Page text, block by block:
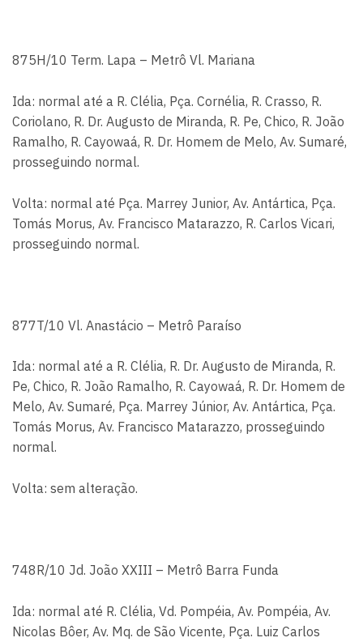
875H/10 Term. Lapa – Metrô Vl. Mariana
Ida: normal até a R. Clélia, Pça. Cornélia, R. Crasso, R.
Coriolano, R. Dr. Augusto de Miranda, R. Pe, Chico, R. João
Ramalho, R. Cayowaá, R. Dr. Homem de Melo, Av. Sumaré,
prosseguindo normal.
Volta: normal até Pça. Marrey Junior, Av. Antártica, Pça.
Tomás Morus, Av. Francisco Matarazzo, R. Carlos Vicari,
prosseguindo normal.
877T/10 Vl. Anastácio – Metrô Paraíso
Ida: normal até a R. Clélia, R. Dr. Augusto de Miranda, R.
Pe, Chico, R. João Ramalho, R. Cayowaá, R. Dr. Homem de
Melo, Av. Sumaré, Pça. Marrey Júnior, Av. Antártica, Pça.
Tomás Morus, Av. Francisco Matarazzo, prosseguindo
normal.
Volta: sem alteração.
748R/10 Jd. João XXIII – Metrô Barra Funda
Ida: normal até R. Clélia, Vd. Pompéia, Av. Pompéia, Av.
Nicolas Bôer, Av. Mq. de São Vicente, Pça. Luiz Carlos